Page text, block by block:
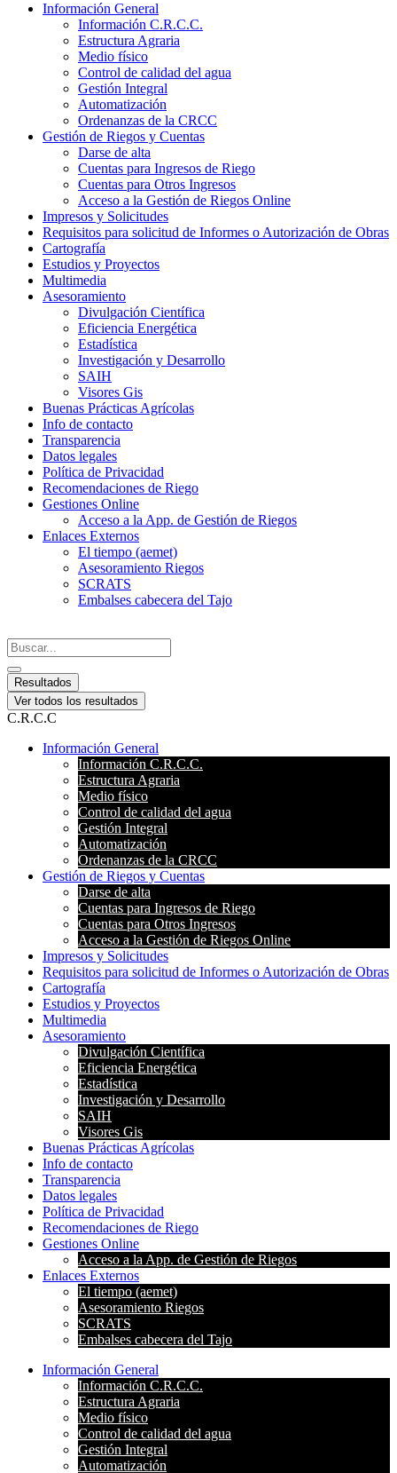
Información General
Información C.R.C.C.
Estructura Agraria
Medio físico
Control de calidad del agua
Gestión Integral
Automatización
Ordenanzas de la CRCC
Gestión de Riegos y Cuentas
Darse de alta
Cuentas para Ingresos de Riego
Cuentas para Otros Ingresos
Acceso a la Gestión de Riegos Online
Impresos y Solicitudes
Requisitos para solicitud de Informes o Autorización de Obras
Cartografía
Estudios y Proyectos
Multimedia
Asesoramiento
Divulgación Científica
Eficiencia Energética
Estadística
Investigación y Desarrollo
SAIH
Visores Gis
Buenas Prácticas Agrícolas
Info de contacto
Transparencia
Datos legales
Política de Privacidad
Recomendaciones de Riego
Gestiones Online
Acceso a la App. de Gestión de Riegos
Enlaces Externos
El tiempo (aemet)
Asesoramiento Riegos
SCRATS
Embalses cabecera del Tajo
Search
...
Resultados
Ver todos los resultados
C.R.C.C
Información General
Información C.R.C.C.
Estructura Agraria
Medio físico
Control de calidad del agua
Gestión Integral
Automatización
Ordenanzas de la CRCC
Gestión de Riegos y Cuentas
Darse de alta
Cuentas para Ingresos de Riego
Cuentas para Otros Ingresos
Acceso a la Gestión de Riegos Online
Impresos y Solicitudes
Requisitos para solicitud de Informes o Autorización de Obras
Cartografía
Estudios y Proyectos
Multimedia
Asesoramiento
Divulgación Científica
Eficiencia Energética
Estadística
Investigación y Desarrollo
SAIH
Visores Gis
Buenas Prácticas Agrícolas
Info de contacto
Transparencia
Datos legales
Política de Privacidad
Recomendaciones de Riego
Gestiones Online
Acceso a la App. de Gestión de Riegos
Enlaces Externos
El tiempo (aemet)
Asesoramiento Riegos
SCRATS
Embalses cabecera del Tajo
Información General
Información C.R.C.C.
Estructura Agraria
Medio físico
Control de calidad del agua
Gestión Integral
Automatización